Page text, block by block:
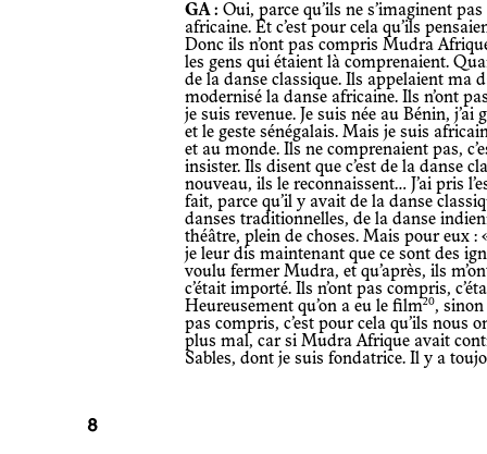
GA : Oui, parce qu’ils ne s’imaginent
africaine. Et c’est pour cela qu’ils
Donc ils n’ont pas compris Mudra
les gens qui étaient là comprenaient.
de la danse classique. Ils appelaient ma
modernisé la danse africaine. Ils n’ont
je suis revenue. Je suis née au Bénin,
et le geste sénégalais. Mais je suis
et au monde. Ils ne comprenaient pas,
insister. Ils disent que c’est de la danse
nouveau, ils le reconnaissent… J’ai pris
fait, parce qu’il y avait de la danse
danses traditionnelles, de la danse
théâtre, plein de choses. Mais pour eux
je leur dis maintenant que ce sont des
voulu fermer Mudra, et qu’après, ils
c’était importé. Ils n’ont pas compris,
Heureusement qu’on a eu le film20, sinon
pas compris, c’est pour cela qu’ils nous
plus mal, car si Mudra Afrique avait
Sables, dont je suis fondatrice. Il y a